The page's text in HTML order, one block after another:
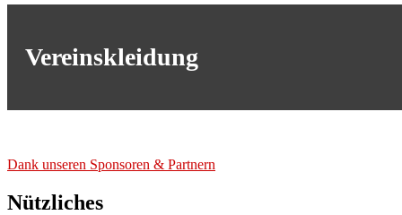
Vereinskleidung
Dank unse­ren Spon­so­ren & Part­nern
Nützliches